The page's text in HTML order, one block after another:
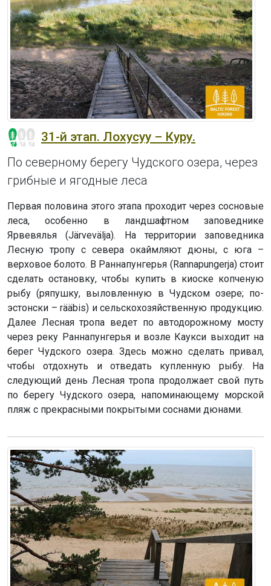
31-й этап. Лохусуу – Куру.
По северному берегу Чудского озера, через
грибные и ягодные леса
Первая половина этого этапа проходит через сосновые
леса, особенно в ландшафтном заповеднике
Ярвевялья (Järvevälja). На территории заповедника
Лесную тропу с севера окаймляют дюны, с юга –
верховое болото. В Раннапунгерья (Rannapungerja) стоит
сделать остановку, чтобы купить в киоске копченую
рыбу (ряпушку, выловленную в Чудском озере; по-
эстонски – rääbis) и сельскохозяйственную продукцию.
Далее Лесная тропа ведет по автодорожному мосту
через реку Раннапунгерья и возле Каукси выходит на
берег Чудского озера. Здесь можно сделать привал,
чтобы отдохнуть и отведать купленную рыбу. На
следующий день Лесная тропа продолжает свой путь
по берегу Чудского озера, напоминающему морской
пляж с прекрасными покрытыми соснами дюнами.